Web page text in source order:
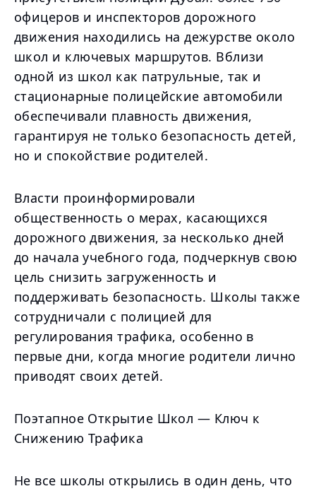
офицеров и инспекторов дорожного
движения находились на дежурстве около
школ и ключевых маршрутов. Вблизи
одной из школ как патрульные, так и
стационарные полицейские автомобили
обеспечивали плавность движения,
гарантируя не только безопасность детей,
но и спокойствие родителей.
Власти проинформировали
общественность о мерах, касающихся
дорожного движения, за несколько дней
до начала учебного года, подчеркнув свою
цель снизить загруженность и
поддерживать безопасность. Школы также
сотрудничали с полицией для
регулирования трафика, особенно в
первые дни, когда многие родители лично
приводят своих детей.
Поэтапное Открытие Школ — Ключ к
Снижению Трафика
Не все школы открылись в один день, что